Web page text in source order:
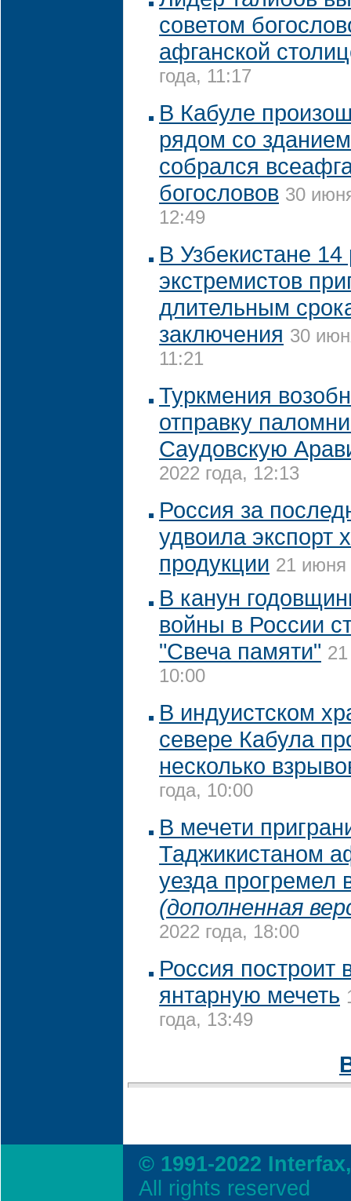
советом
афганской
года, 11:17
В Кабуле
рядом со
собрался
богословов 30
12:49
В Узбекистане
экстремистов
длительным
заключения 30
11:21
Туркмения
отправку
Саудовскую
2022 года, 12:13
Россия за
удвоила экспорт
продукции 21 июня
В канун
войны в России
"Свеча памяти"
10:00
В индуистском
севере Кабула
несколько
года, 10:00
В мечети
Таджикистаном
уезда прогремел
(дополненная
2022 года, 18:00
Россия построит
янтарную мечеть
года, 13:49
© 1991-2022
All rights reserved